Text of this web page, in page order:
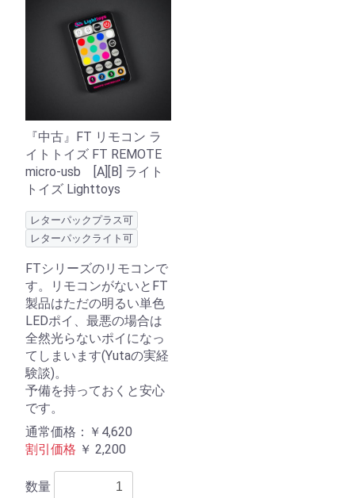
『中古』FT リモコン ラ
イトトイズ FT REMOTE
micro-usb [A][B] ライト
トイズ Lighttoys
レターパックプラス可
レターパックライト可
FTシリーズのリモコンで
す。リモコンがないとFT
製品はただの明るい単色
LEDポイ、最悪の場合は
全然光らないポイになっ
てしまいます(Yutaの実経
験談)。
予備を持っておくと安心
です。
通常価格：￥4,620
割引価格 ￥ 2,200
数量